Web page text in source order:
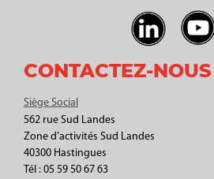
CONTACTEZ-NOUS
Siège Social
562 rue Sud Landes
Zone d’activités Sud Landes
40300 Hastingues
Tél : 05 59 50 67 63